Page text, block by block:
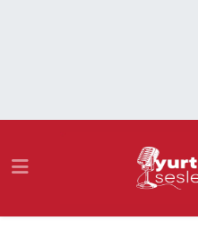
Namaz Vakitleri